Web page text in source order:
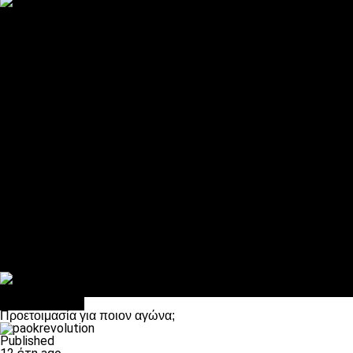
Προετοιμασία για ποιον αγώνα;
Published